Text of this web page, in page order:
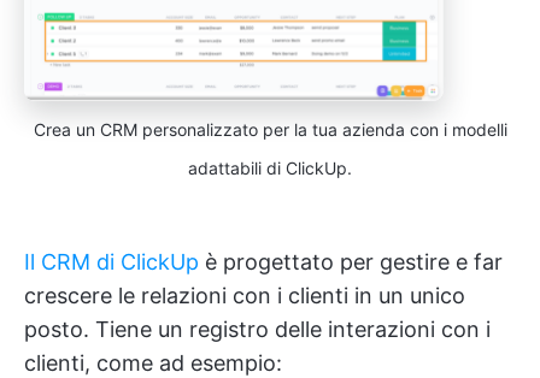
Crea un CRM personalizzato per la tua azienda con i modelli
adattabili di ClickUp.
Il CRM di ClickUp è progettato per gestire e far
crescere le relazioni con i clienti in un unico
posto. Tiene un registro delle interazioni con i
clienti, come ad esempio: